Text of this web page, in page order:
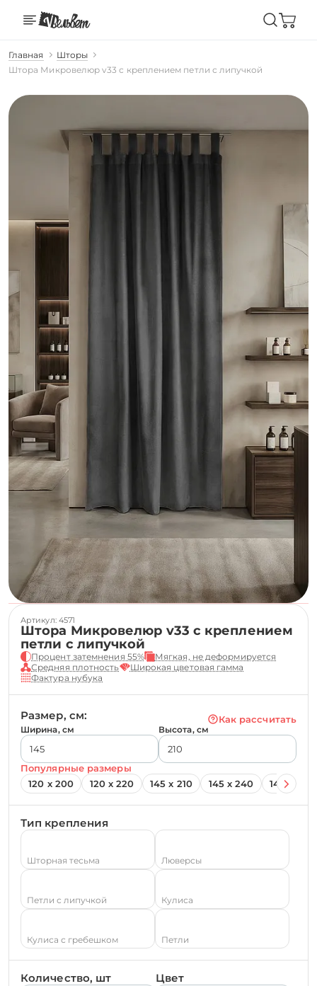
Главная
Шторы
Штора Микровелюр v33 с креплением петли с липучкой
Артикул: 4571
Штора Микровелюр v33 с креплением
петли с липучкой
Процент затемнения 55%
Мягкая, не деформируется
Средняя плотность
Широкая цветовая гамма
Фактура нубука
Размер, см: Как рассчитать
Ширина, см Высота, см
Популярные размеры
120 х 200
120 х 220 145 х 210 145 х 240 145 х 260
Тип крепления
Шторная тесьма Люверсы
Петли с липучкой Кулиса
Кулиса с гребешком Петли
Количество, шт Цвет